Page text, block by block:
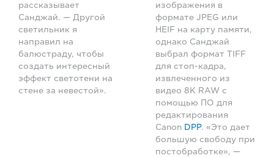
рассказывает
Санджай. — Другой
светильник я
направил на
балюстраду, чтобы
создать интересный
эффект светотени на
стене за невестой».
изображения в
формате JPEG или
HEIF на карту памяти,
однако Санджай
выбрал формат TIFF
для стоп-кадра,
извлеченного из
видео 8K RAW с
помощью ПО для
редактирования
Canon DPP. «Это дает
большую свободу при
постобработке», —